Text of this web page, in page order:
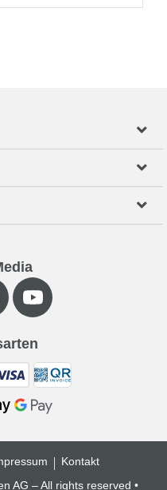
AG – All rights reserved •
Kontakt